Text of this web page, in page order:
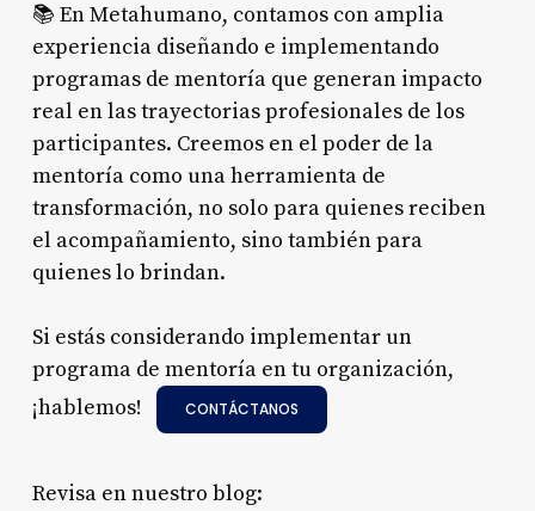
📚 En Metahumano, contamos con amplia
experiencia diseñando e implementando
programas de mentoría que generan impacto
real en las trayectorias profesionales de los
participantes. Creemos en el poder de la
mentoría como una herramienta de
transformación, no solo para quienes reciben
el acompañamiento, sino también para
quienes lo brindan.
Si estás considerando implementar un
programa de mentoría en tu organización,
¡hablemos!
CONTÁCTANOS
Revisa en nuestro blog: